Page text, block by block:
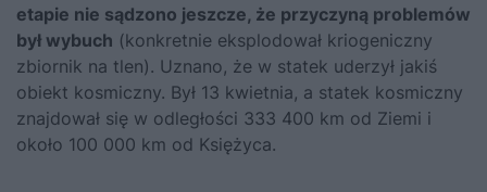
etapie nie sądzono jeszcze, że przyczyną problemów
był wybuch (konkretnie eksplodował kriogeniczny
zbiornik na tlen). Uznano, że w statek uderzył jakiś
obiekt kosmiczny. Był 13 kwietnia, a statek kosmiczny
znajdował się w odległości 333 400 km od Ziemi i
około 100 000 km od Księżyca.